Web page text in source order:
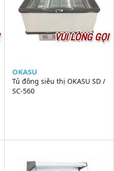
VUI LÒNG GỌI
OKASU
Tủ đông siêu thị OKASU SD /
SC-560